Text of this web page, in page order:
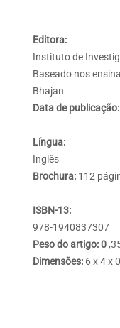
Editora:
Instituto de
Baseado nos
Bhajan
Data de publicação:
Língua:
Inglês
Brochura: 112
ISBN-13:
978-1940837307
Peso do artigo: 0
Dimensões: 6 x 4 x